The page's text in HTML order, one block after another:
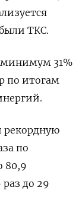
ТКС.
минимум 31%
по итогам
рекордную
по
80,9
до 29